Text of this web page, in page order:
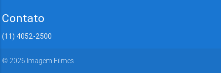
Contato
(11) 4052-2500
© 2026 Imagem Filmes